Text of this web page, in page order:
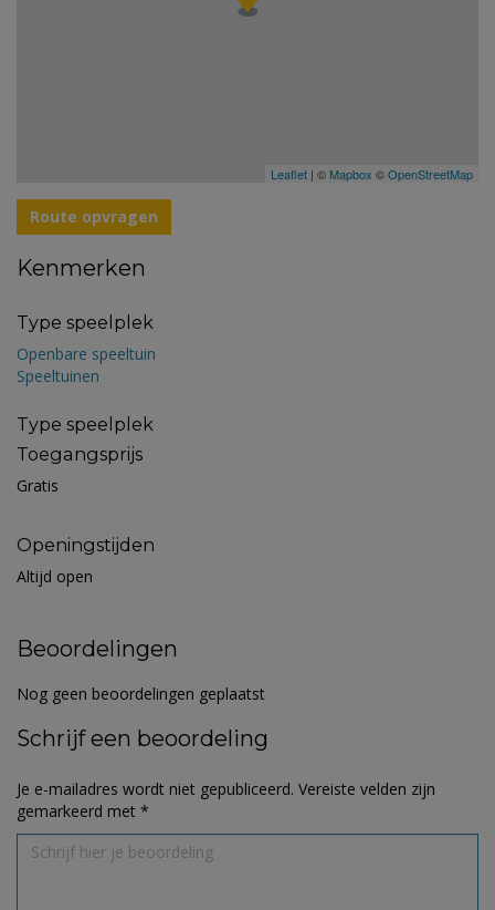
Leaflet | © Mapbox ©OpenStreetMap
Route opvragen
Kenmerken
Type speelplek
Openbare speeltuin
Speeltuinen
Type speelplek
Toegangsprijs
Gratis
Openingstijden
Altijd open
Beoordelingen
Nog geen beoordelingen geplaatst
Schrijf een beoordeling
Je e-mailadres wordt niet gepubliceerd. Vereiste velden zijn
gemarkeerd met *